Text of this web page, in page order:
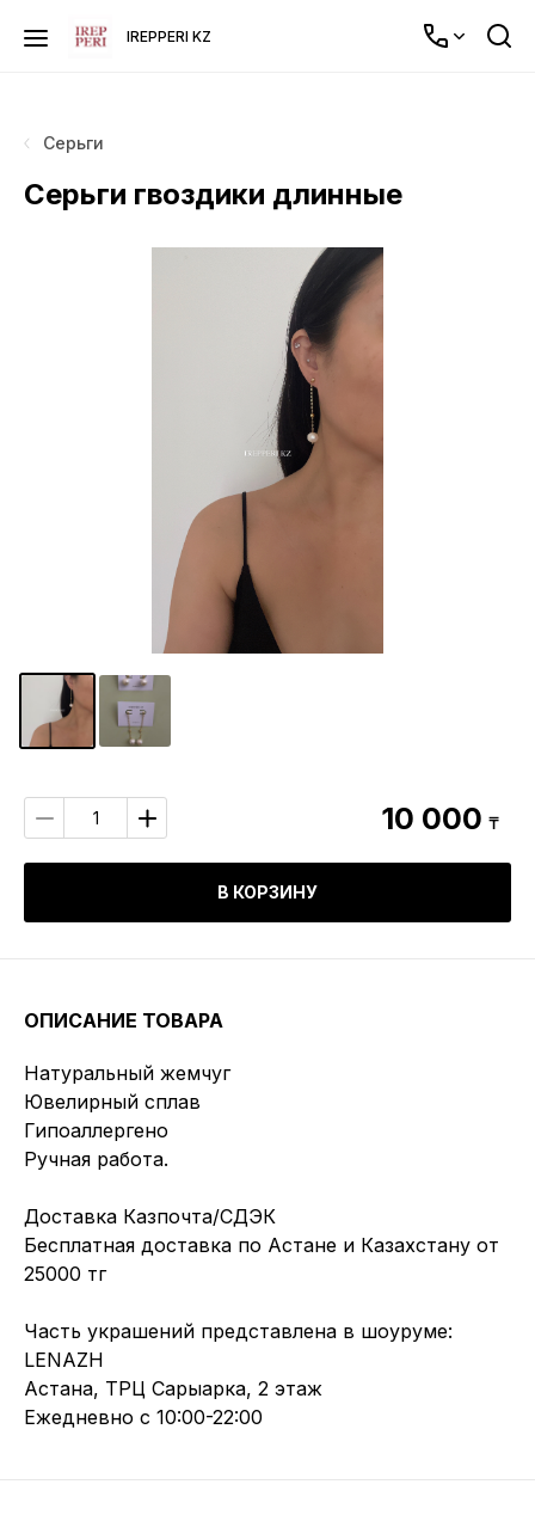
IREPPERI KZ
Серьги
Серьги гвоздики длинные
10 000 ₸
В КОРЗИНУ
ОПИСАНИЕ ТОВАРА
Натуральный жемчуг
Ювелирный сплав
Гипоаллергено
Ручная работа.
Доставка Казпочта/СДЭК
Бесплатная доставка по Астане и Казахстану от
25000 тг
Часть украшений представлена в шоуруме:
LENAZH
Астана, ТРЦ Сарыарка, 2 этаж
Ежедневно с 10:00-22:00